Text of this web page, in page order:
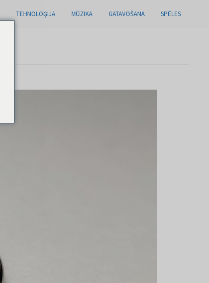
TEHNOLOĢIJA MŪZIKA GATAVOŠANA SPĒLES